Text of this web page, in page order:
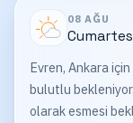
08 AĞU
Evren, Ankara
bulutlu
olarak esmesi